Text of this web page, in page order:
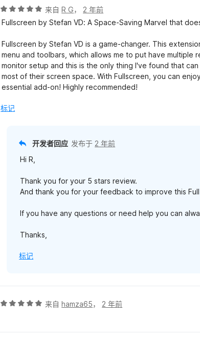
5
评
分
/
5
来自R G， 2 年前
Fullscreen by Stefan VD: A Space-Saving Marvel that
Fullscreen by Stefan VD is a game-changer. This
menu and toolbars, which allows me to put have multiple
monitor setup and this is the only thing I've found that
most of their screen space. With Fullscreen, you can
essential add-on! Highly recommended!
标记
开发者回应 发布于 2 年前
Hi R,
Thank you for your 5 stars review.
And thank you for your feedback to improve this
If you have any questions or need help you can
Thanks,
标记
评
来自hamza65， 2 年前